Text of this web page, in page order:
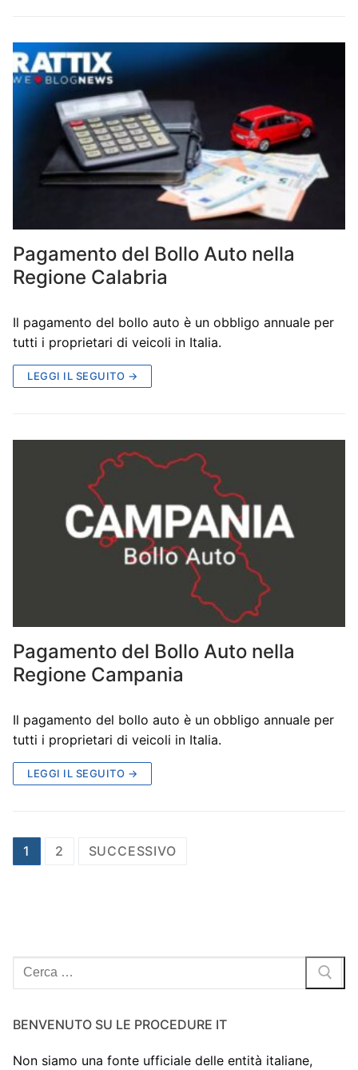
Pagamento del Bollo Auto nella
Regione Calabria
Il pagamento del bollo auto è un obbligo annuale per
tutti i proprietari di veicoli in Italia.
LEGGI IL SEGUITO →
Pagamento del Bollo Auto nella
Regione Campania
Il pagamento del bollo auto è un obbligo annuale per
tutti i proprietari di veicoli in Italia.
LEGGI IL SEGUITO →
Paginazione
1 2 SUCCESSIVO
Cerca:
BENVENUTO SU LE PROCEDURE IT
Non siamo una fonte ufficiale delle entità italiane,